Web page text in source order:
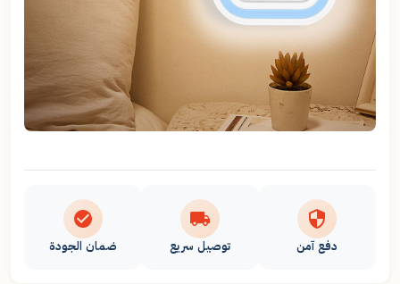
دفع آمن توصيل سريع ضمان الجودة